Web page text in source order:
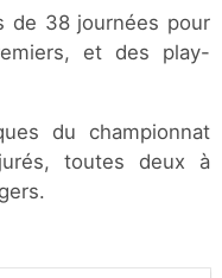
de 38 journées pour
et des play-
du championnat
toutes deux à